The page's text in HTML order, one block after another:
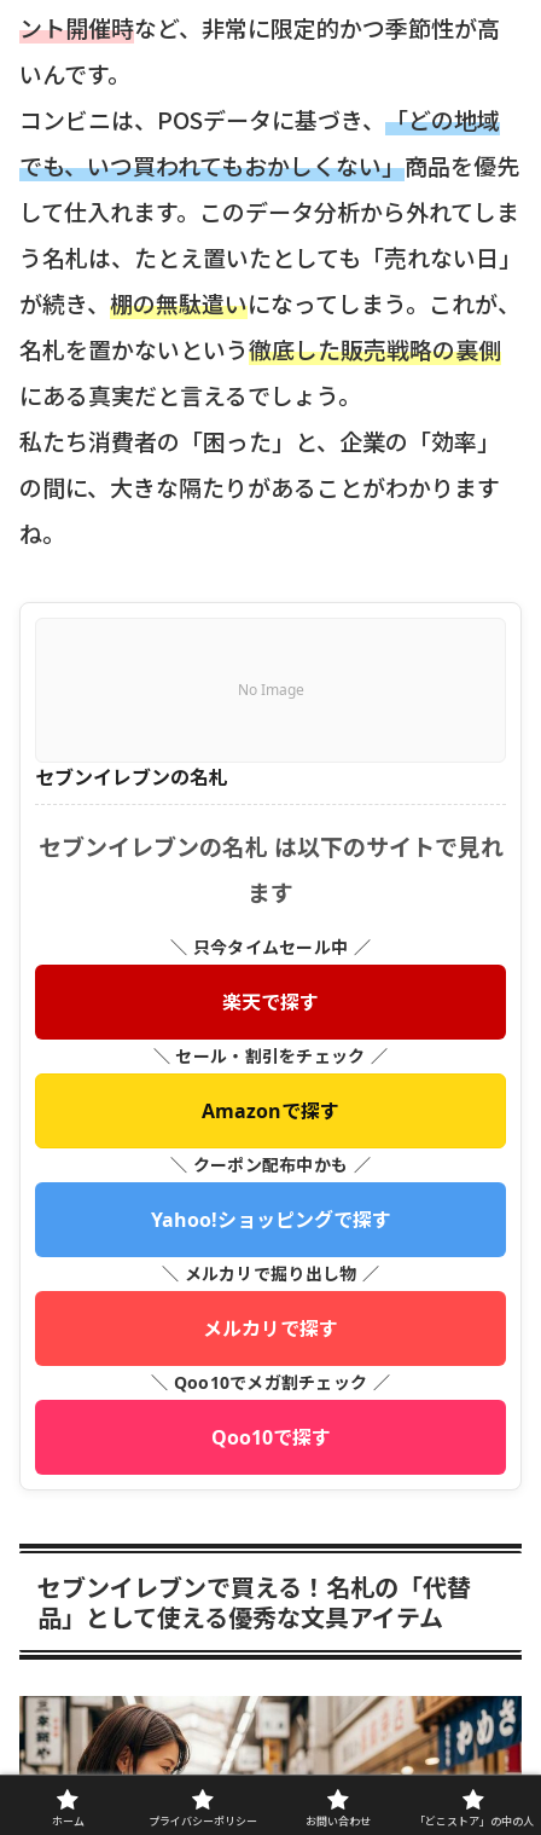
ント開催時など、非常に限定的かつ季節性が高
いんです。
コンビニは、POSデータに基づき、 「どの地域
でも、いつ買われてもおかしくない」商品を優先
して仕入れます。このデータ分析から外れてしま
う名札は、たとえ置いたとしても「売れない日」
が続き、 棚の無駄遣いになってしまう。これが、
名札を置かないという徹底した販売戦略の裏側
にある真実だと言えるでしょう。
私たち消費者の「困った」と、企業の「効率」
の間に、大きな隔たりがあることがわかります
ね。
No Image
セブンイレブンの名札
セブンイレブンの名札 は以下のサイトで見れ
ます
＼ 只今タイムセール中 ／
楽天で探す
＼ セール・割引をチェック ／
Amazonで探す
＼ クーポン配布中かも ／
Yahoo!ショッピングで探す
＼ メルカリで掘り出し物 ／
メルカリで探す
＼ Qoo10でメガ割チェック ／
Qoo10で探す
セブンイレブンで買える！名札の「代替
品」として使える優秀な文具アイテム
セブンイレブンで買える！名札の「代替
ホーム プライバシーポリシー お問い合わせ 「どこストア」の中の人